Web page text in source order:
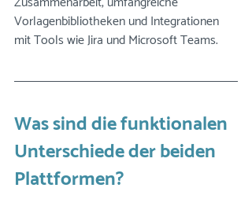
Vorlagenbibliotheken und Integrationen
mit Tools wie Jira und Microsoft Teams.
Was sind die funktionalen
Unterschiede der beiden
Plattformen?